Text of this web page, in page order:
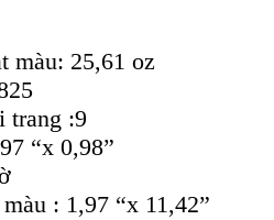
màu: 25,61 oz
trang :9
“x 0,98”
: 1,97 “x 11,42”